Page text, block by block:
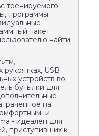
тренируемого.
программы
пакет
найти
рукоятках, USB
устройств во
бутылки для
на
и
- идеален для
приступивших к